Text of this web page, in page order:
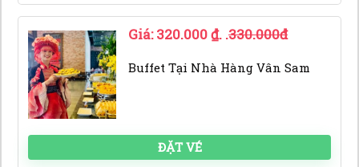
Giá:320.000₫. .330.000đ
Buffet Tại Nhà Hàng Vân Sam
ĐẶT VÉ